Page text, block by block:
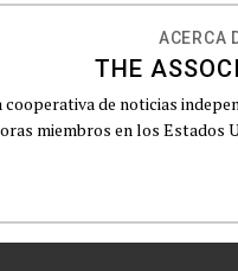
ACERCA
THE
cooperativa de noticias
miembros en los Estados